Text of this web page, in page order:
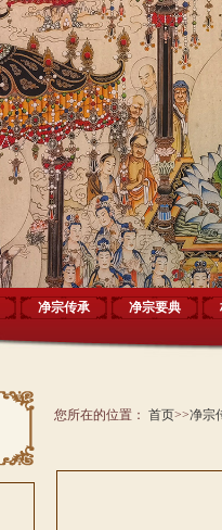
净宗传承 净宗要典
您所在的位置： 首页>>净宗